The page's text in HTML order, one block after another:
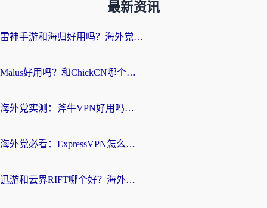
最新资讯
雷神手游和海归好用吗？海外党亲测3款热门回国加速器+番茄加速器深度体验
Malus好用吗？和ChickCN哪个好？海外党亲测：选对回国加速器，追剧游戏不卡顿
海外党实测：斧牛VPN好用吗？和快喵VPN对比哪个回国效果更好？附3款热门加速器深度分析
海外党必看：ExpressVPN怎么样？3步选对回国加速器，无缝刷国内剧玩手游
迅游和云界RIFT哪个好？海外党亲测3款回国加速器，教你无缝刷国内剧玩游戏